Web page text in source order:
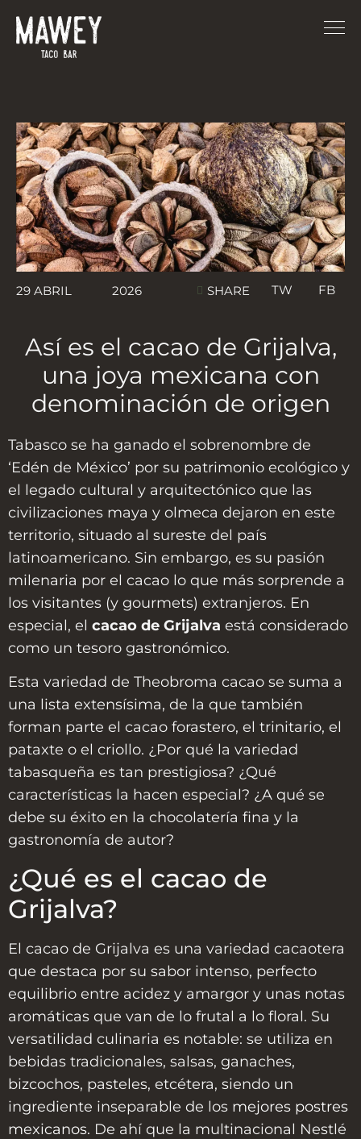
29 ABRIL 2026 SHARE TW FB
Así es el cacao de Grijalva,
una joya mexicana con
denominación de origen
Tabasco se ha ganado el sobrenombre de
‘Edén de México’ por su patrimonio ecológico y
el legado cultural y arquitectónico que las
civilizaciones maya y olmeca dejaron en este
territorio, situado al sureste del país
latinoamericano. Sin embargo, es su pasión
milenaria por el cacao lo que más sorprende a
los visitantes (y gourmets) extranjeros. En
especial, el cacao de Grijalva está considerado
como un tesoro gastronómico.
Esta variedad de Theobroma cacao se suma a
una lista extensísima, de la que también
forman parte el cacao forastero, el trinitario, el
pataxte o el criollo. ¿Por qué la variedad
tabasqueña es tan prestigiosa? ¿Qué
características la hacen especial? ¿A qué se
debe su éxito en la chocolatería fina y la
gastronomía de autor?
¿Qué es el cacao de
Grijalva?
El cacao de Grijalva es una variedad cacaotera
que destaca por su sabor intenso, perfecto
equilibrio entre acidez y amargor y unas notas
aromáticas que van de lo frutal a lo floral. Su
versatilidad culinaria es notable: se utiliza en
bebidas tradicionales, salsas, ganaches,
bizcochos, pasteles, etcétera, siendo un
ingrediente inseparable de los mejores postres
mexicanos. De ahí que la multinacional Nestlé